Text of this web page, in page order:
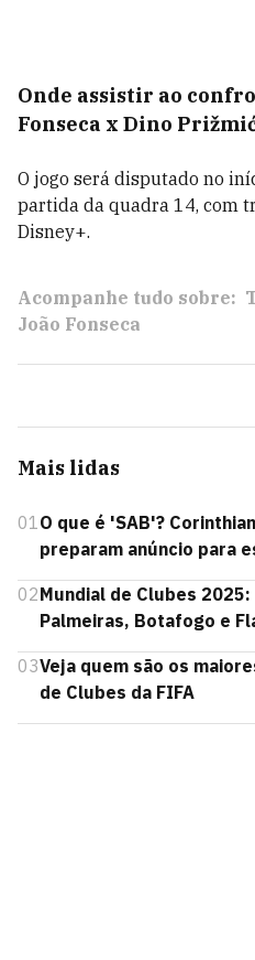
Onde assistir ao
Fonseca x Dino
O jogo será disputado no
partida da quadra 14, com
Disney+.
Acompanhe tudo sobre:
João Fonseca
Mais lidas
01O que é 'SAB'?
preparam anúncio para
02Mundial de Clubes
Palmeiras, Botafogo e
03Veja quem são os
de Clubes da FIFA